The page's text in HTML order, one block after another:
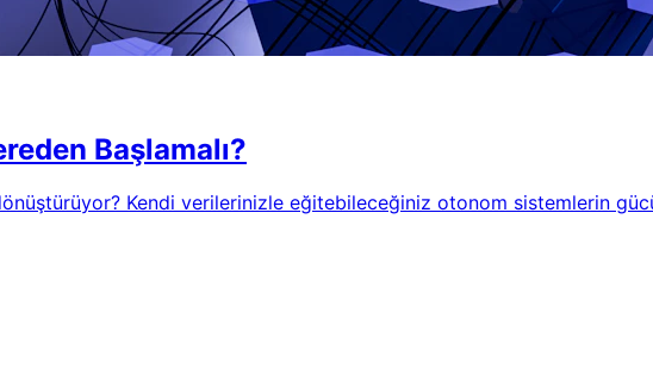
Başlamalı?
Kendi verilerinizle eğitebileceğiniz otonom sistemlerin